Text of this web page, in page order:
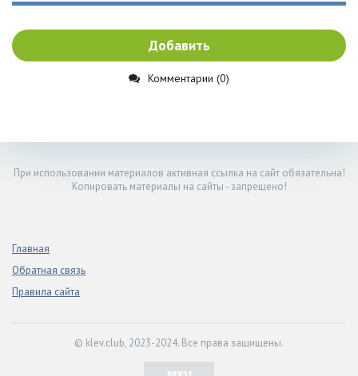
Добавить
Комментарии (0)
При использовании материалов активная ссылка на сайт обязательна!
Копировать материалы на сайты - запрещено!
Главная
Обратная связь
Правила сайта
© klev.club, 2023-2024. Все права защищены.